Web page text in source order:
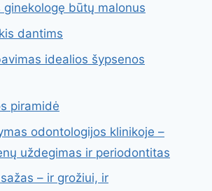
ginekologę būtų malonus
dantims
idealios šypsenos
piramidė
odontologijos klinikoje –
uždegimas ir periodontitas
– ir grožiui, ir